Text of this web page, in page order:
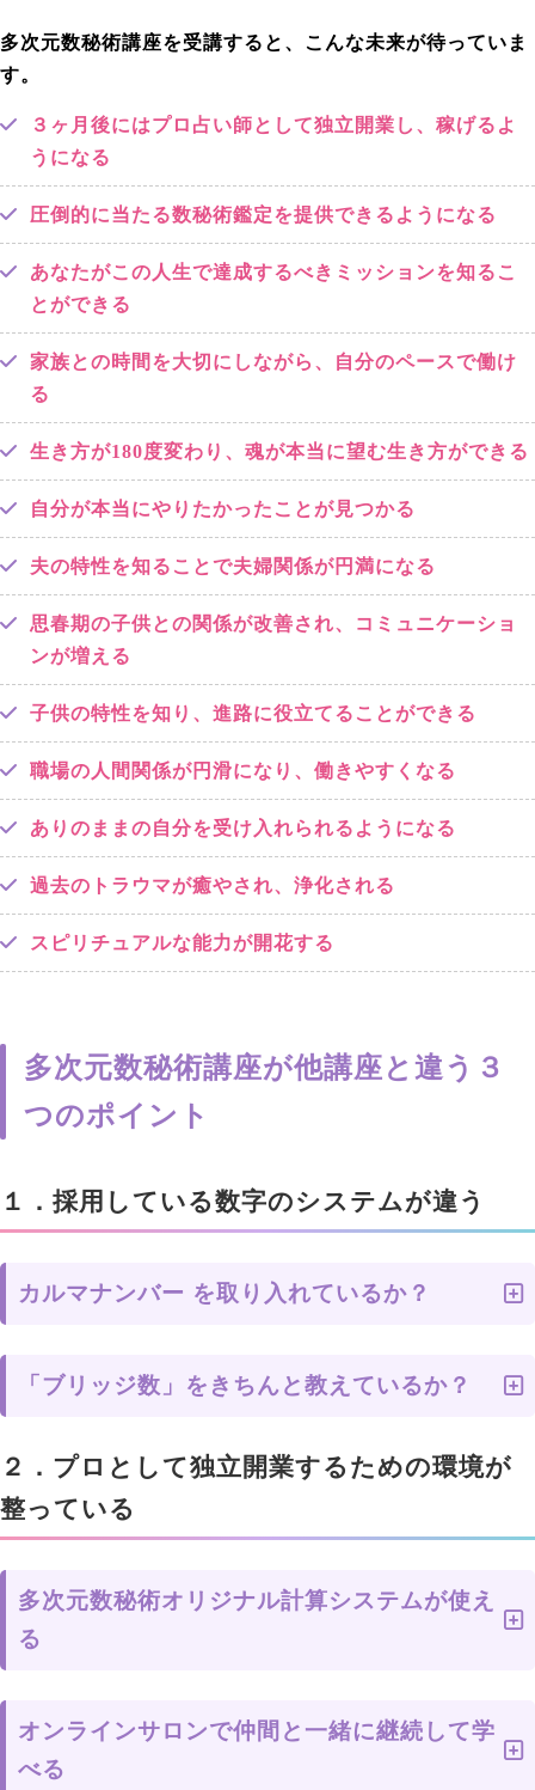
多次元数秘術講座を受講すると、こんな未来が待っていま
す。
３ヶ月後にはプロ占い師として独立開業し、稼げるよ
うになる
圧倒的に当たる数秘術鑑定を提供できるようになる
あなたがこの人生で達成するべきミッションを知るこ
とができる
家族との時間を大切にしながら、自分のペースで働け
る
生き方が180度変わり、魂が本当に望む生き方ができる
自分が本当にやりたかったことが見つかる
夫の特性を知ることで夫婦関係が円満になる
思春期の子供との関係が改善され、コミュニケーショ
ンが増える
子供の特性を知り、進路に役立てることができる
職場の人間関係が円滑になり、働きやすくなる
ありのままの自分を受け入れられるようになる
過去のトラウマが癒やされ、浄化される
スピリチュアルな能力が開花する
多次元数秘術講座が他講座と違う３
つのポイント
１．採用している数字のシステムが違う
カルマナンバー を取り入れているか？
「ブリッジ数」をきちんと教えているか？
２．プロとして独立開業するための環境が
整っている
多次元数秘術オリジナル計算システムが使え
る
オンラインサロンで仲間と一緒に継続して学
べる